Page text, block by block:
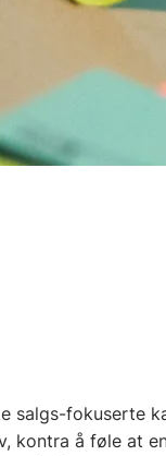
salgs-fokuserte
kontra å føle at